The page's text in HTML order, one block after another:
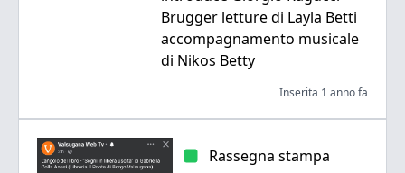
Brugger letture di Layla Betti
accompagnamento musicale
di Nikos Betty
Inserita 1 anno fa
Rassegna stampa